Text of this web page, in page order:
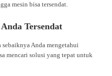
mesin bisa tersendat.
Tersendat
Anda mengetahui
mencari solusi yang tepat untuk